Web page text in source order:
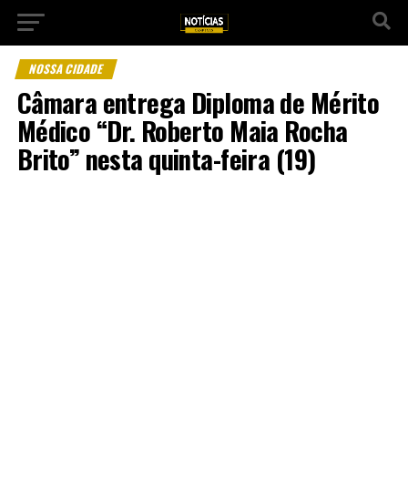
NOSSA CIDADE
Câmara entrega Diploma de Mérito
Médico “Dr. Roberto Maia Rocha
Brito” nesta quinta-feira (19)